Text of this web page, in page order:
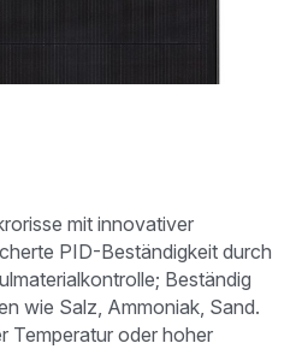
mit innovativer
PID-Beständigkeit durch
Beständig
wie Salz, Ammoniak, Sand.
Temperatur oder hoher